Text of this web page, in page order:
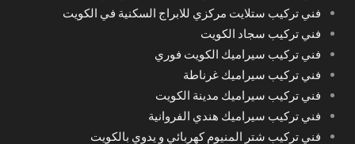
فني تركيب ستلايت مركزي للابراج السكنية في الكويت
فني تركيب سجاد الكويت
فني تركيب سيراميك الكويت فوري
فني تركيب سيراميك غرناطة
فني تركيب سيراميك مدينة الكويت
فني تركيب سيراميك هندي الفروانية
فني تركيب شتر المنيوم كهربائي و يدوي بالكويت